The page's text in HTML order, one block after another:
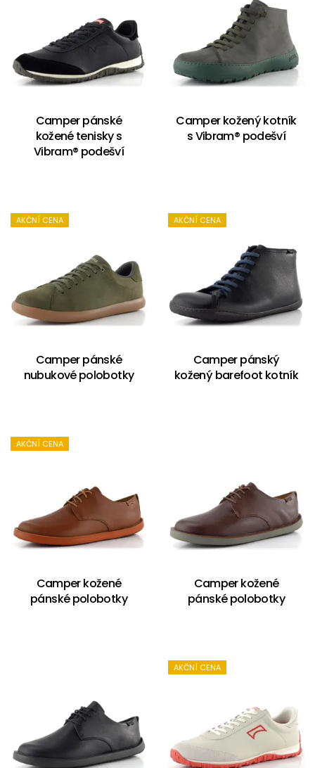
Camper pánské
kožené tenisky s
Vibram® podešví
Camper kožený kotník
s Vibram® podešví
AKČNÍ CENA
Camper pánské
nubukové polobotky
AKČNÍ CENA
Camper pánský
kožený barefoot kotník
AKČNÍ CENA
Camper kožené
pánské polobotky
Camper kožené
pánské polobotky
AKČNÍ CENA